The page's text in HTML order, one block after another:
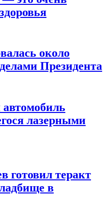
около
Президента
лазерными
готовил теракт
в